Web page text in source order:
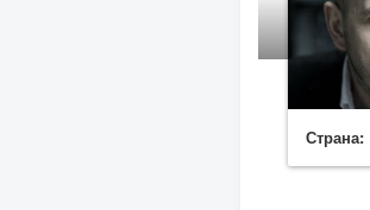
Страна: